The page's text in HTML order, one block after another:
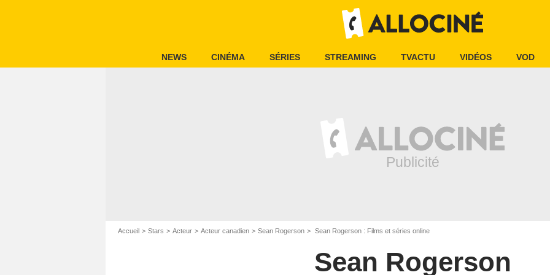
NEWS CINÉMA SÉRIES STREAMING TVACTU VIDÉOS VOD
Accueil Stars Acteur Acteur canadien Sean Rogerson Sean Rogerson : Films et séries online
Sean Rogerson